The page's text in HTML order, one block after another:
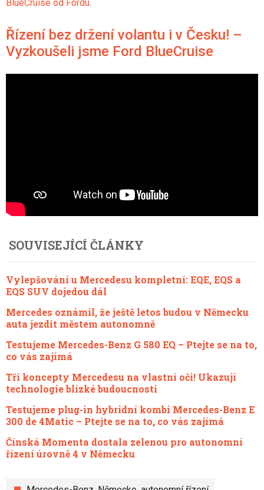
BlueCruise od Fordu.
Řízení bez držení volantu i v Česku! –
Vyzkoušeli jsme Ford BlueCruise
SOUVISEJÍCÍ ČLÁNKY
Vylepšování u Mercedesu kompletní: EQE, EQS a
EQS SUV dojedou dál
Mercedes oznámil, že ještě letos budou v Německu
auta jezdit městem autonomně
Testujeme Mercedes-Benz G 580 EQ – Ptejte se na to,
co vás zajímá
Tři koncepty Mercedesu na vlastní oči! Ukazují
technologie blízké budoucnosti
Testujeme plug-in hybridní kombi Mercedes-Benz E
300 de 4Matic – Ptejte se na to, co vás zajímá
Čínská Momenta dostala zelenou pro autonomní
řízení úrovně 4 v Německu